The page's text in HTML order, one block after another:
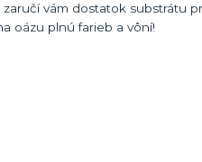
vám dostatok substrátu
oázu plnú farieb a vôní!